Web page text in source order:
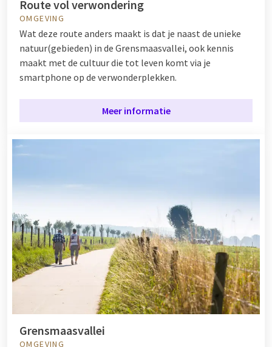
Route vol verwondering
OMGEVING
Wat deze route anders maakt is dat je naast de unieke
natuur(gebieden) in de Grensmaasvallei, ook kennis
maakt met de cultuur die tot leven komt via je
smartphone op de verwonderplekken.
Meer informatie
Grensmaasvallei
OMGEVING